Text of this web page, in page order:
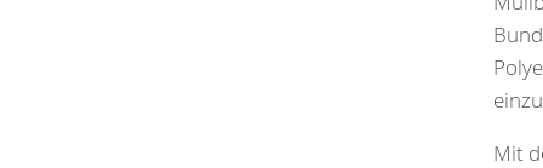
Mit